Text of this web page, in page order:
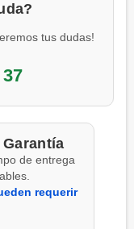
tus dudas!
de entrega
requerir